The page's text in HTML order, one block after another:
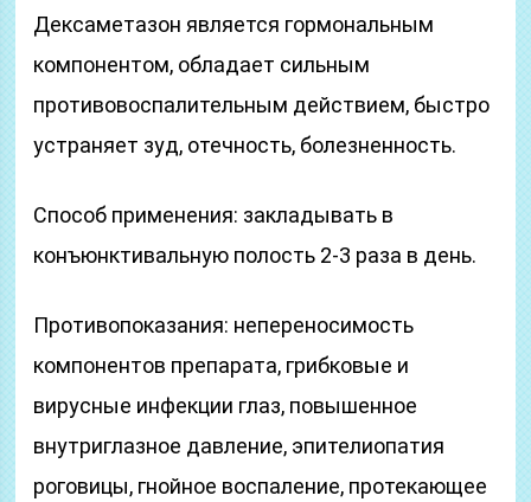
Дексаметазон является гормональным
компонентом, обладает сильным
противовоспалительным действием, быстро
устраняет зуд, отечность, болезненность.
Способ применения: закладывать в
конъюнктивальную полость 2-3 раза в день.
Противопоказания: непереносимость
компонентов препарата, грибковые и
вирусные инфекции глаз, повышенное
внутриглазное давление, эпителиопатия
роговицы, гнойное воспаление, протекающее